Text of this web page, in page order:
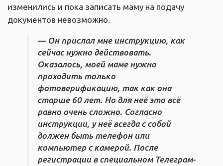
изменились и пока записать маму на подачу
документов невозможно.
— Он прислал мне инструкцию, как
сейчас нужно действовать.
Оказалось, моей маме нужно
проходить только
фотоверификацию, так как она
старше 60 лет. Но для неё это всё
равно очень сложно. Согласно
инструкции, у неё всегда с собой
должен быть телефон или
компьютер с камерой. После
регистрации в специальном Телеграм-